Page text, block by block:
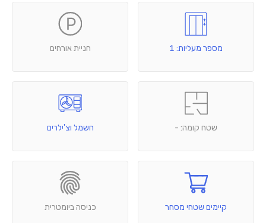
מספר מעליות: 1 חניית אורחים
שטח קומה: - חשמל וצ'ילרים
קיימים שטחי מסחר כניסה ביומטרית